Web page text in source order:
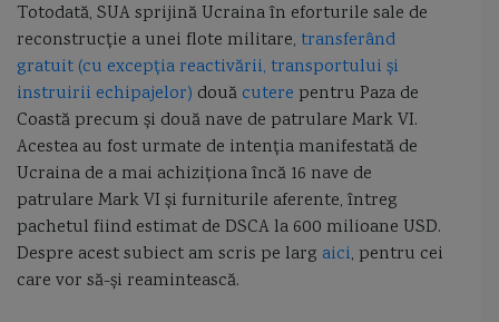
cb caproni cernica Chifonne chila cliper
Cliper Ariel Cliper Baltimore
colonelul Vasile Urseanu constructia navei
cooperarea anglo-ucrainiană
corveta Gowind 2500 corveta K-130 Braunschweig
Totodată, SUA sprijină Ucraina în eforturile sale de
reconstrucție a unei flote militare, transferând
gratuit (cu excepția reactivării, transportului și
instruirii echipajelor) două cutere pentru Paza de
Coastă precum și două nave de patrulare Mark VI.
Acestea au fost urmate de intenția manifestată de
Ucraina de a mai achiziționa încă 16 nave de
patrulare Mark VI și furniturile aferente, întreg
pachetul fiind estimat de DSCA la 600 milioane USD.
Despre acest subiect am scris pe larg aici, pentru cei
care vor să-și reamintească.